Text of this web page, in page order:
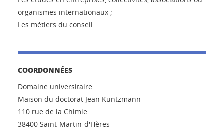
organismes internationaux ;
Les métiers du conseil.
COORDONNÉES
Domaine universitaire
Maison du doctorat Jean Kuntzmann
110 rue de la Chimie
38400 Saint-Martin-d'Hères